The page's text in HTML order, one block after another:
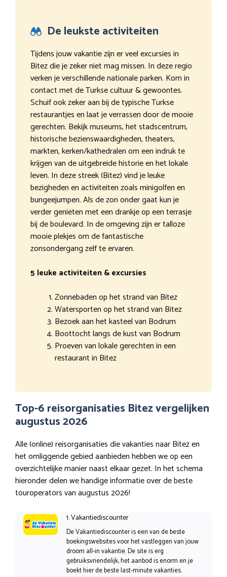
De leukste activiteiten
Tijdens jouw vakantie zijn er veel excursies in
Bitez die je zeker niet mag missen. In deze regio
verken je verschillende nationale parken. Kom in
contact met de Turkse cultuur & gewoontes.
Schuif ook zeker aan bij de typische Turkse
restaurantjes en laat je verrassen door de mooie
gerechten. Bekijk museums, het stadscentrum,
historische bezienswaardigheden, theaters,
markten, kerken/kathedralen om een indruk te
krijgen van de uitgebreide historie en het lokale
leven. In deze streek (Bitez) vind je leuke
bezigheden en activiteiten zoals minigolfen en
bungeejumpen. Als de zon onder gaat kun je
verder genieten met een drankje op een terrasje
bij de boulevard. In de omgeving zijn er talloze
mooie plekjes om de fantastische
zonsondergang zelf te ervaren.
5 leuke activiteiten & excursies
Zonnebaden op het strand van Bitez
Watersporten op het strand van Bitez
Bezoek aan het kasteel van Bodrum
Boottocht langs de kust van Bodrum
Proeven van lokale gerechten in een
restaurant in Bitez
Top-6 reisorganisaties Bitez vergelijken
augustus 2026
Alle (online) reisorganisaties die vakanties naar Bitez en
het omliggende gebied aanbieden hebben we op een
overzichtelijke manier naast elkaar gezet. In het schema
hieronder delen we handige informatie over de beste
touroperators van augustus 2026!
1. Vakantiediscounter
De Vakantiediscounter is een van de beste
boekingswebsites voor het vastleggen van jouw
droom all-in vakantie. De site is erg
gebruiksvriendelijk, het aanbod is enorm en je
boekt hier de beste last-minute vakanties.